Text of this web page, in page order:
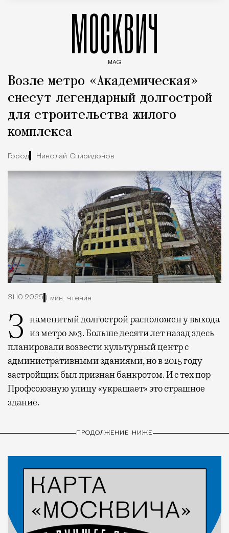
МОСКВИЧ
MAG
Возле метро «Академическая»
снесут легендарный долгострой
для строительства жилого
комплекса
Город Николай Спиридонов
31.10.2025 1 мин. чтения
Знаменитый долгострой расположен у выхода из метро №3. Больше десяти лет назад здесь
планировали возвести культурный центр с
административными зданиями, но в 2015 году
застройщик был признан банкротом. И с тех пор
Профсоюзную улицу «украшает» это страшное
здание.
ПРОДОЛЖЕНИЕ НИЖЕ